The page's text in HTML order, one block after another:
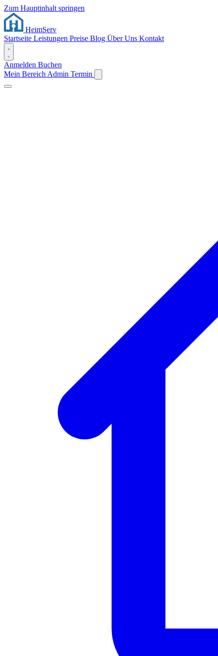
Zum Hauptinhalt springen
HeimServ
Startseite Leistungen Preise Blog Über Uns Kontakt
Anmelden Buchen
Mein Bereich Admin Termin